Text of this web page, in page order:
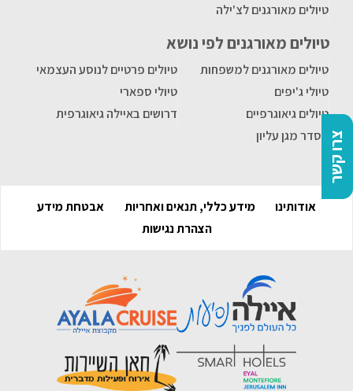
צרו קשר
טיולים מאורגנים לצ'ילה
טיולים מאורגנים לפי נושא
טיולים מאורגנים למשפחות
טיולים פרטיים לנוסע העצמאי
טיולי ג'יפים
טיולי ספארי
טיולים גיאוגרפיים
דרושים באיילה גיאוגרפית
הסדר מגן עליון
אודותינו מידע כללי, תנאים ואחריות
אבטחת מידע
הצהרת נגישות